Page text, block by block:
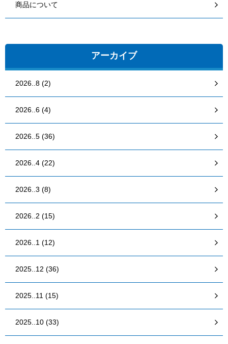
商品について
アーカイブ
2026..8 (2)
2026..6 (4)
2026..5 (36)
2026..4 (22)
2026..3 (8)
2026..2 (15)
2026..1 (12)
2025..12 (36)
2025..11 (15)
2025..10 (33)